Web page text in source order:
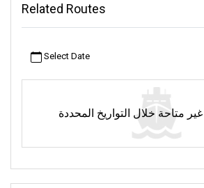
استرخاءً. تُعدّ باي المكان المثالي للاسترخاء
تأخذك إلى مكان يبدو وكأنه عالم مختلف. إنها
محطة حافلات باي. وعلى الرغم من أنها
أنها مهمة جداً. فهذه الحافلات تجعل السفر سهلاً
وممتعاً، والوصول إليها جزء من المغامرة.
Related Routes
Select Date
متاحة خلال التواريخ المحددة